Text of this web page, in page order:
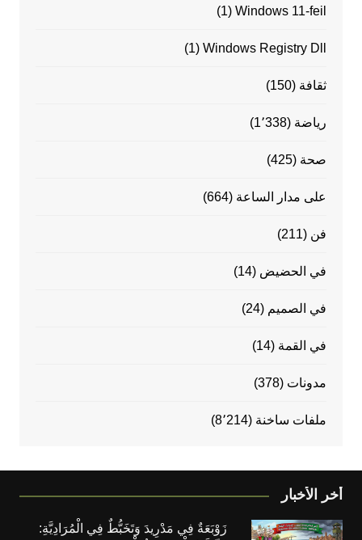
Windows 11-feil
(1)
Windows Registry Dll
(1)
ثقافة (150)
رياضة (1٬338)
صحة (425)
على مدار الساعة (664)
فن (211)
في الحضيض (14)
في الصميم (24)
في القمة (14)
مدونات (378)
ملفات ساخنة (8٬214)
أخر الأخبار
زَوْبَعَةٌ فِي مَدْرِيدَ وَتَخَبُّطٌ فِي الْمُرَادِيَّةِ: